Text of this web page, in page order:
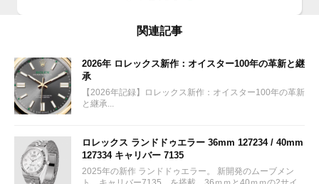
関連記事
2026年 ロレックス新作：オイスター100年の革新と継
承
【2026年記録】ロレックス新作：オイスター100年の革新
と継承...
ロレックス ランドドゥエラー 36mm 127234 / 40mm
127334 キャリバー 7135
2025年の新作 ランドドゥエラー。 新開発のムーブメン